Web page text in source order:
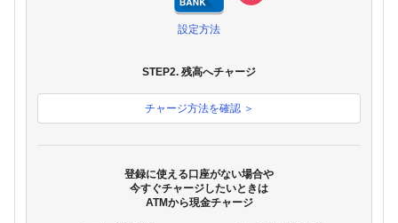
設定方法
STEP2. 残高へチャージ
チャージ方法を確認 ＞
登録に使える口座がない場合や
今すぐチャージしたいときは
ATMから現金チャージ